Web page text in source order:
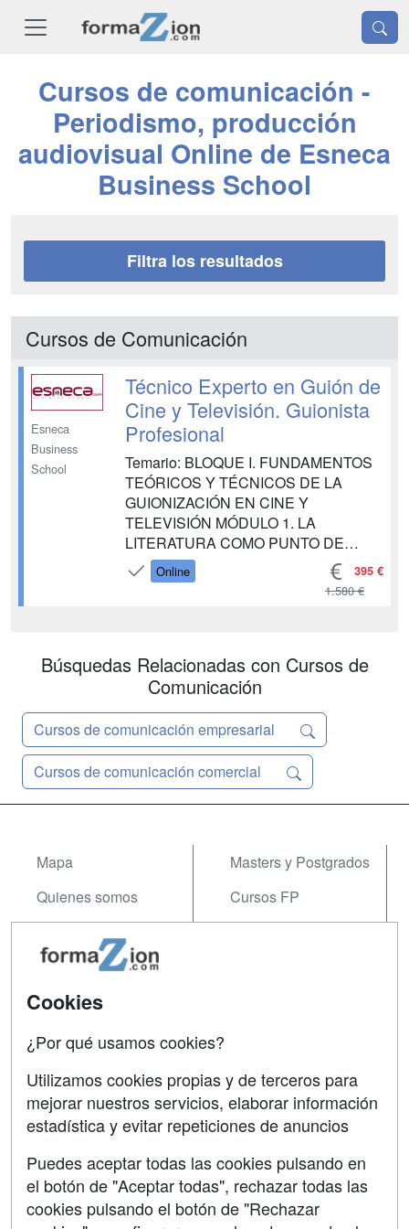
Cursos de comunicación -
Periodismo, producción
audiovisual Online de Esneca
Business School
Filtra los resultados
Cursos de Comunicación
Esneca
Business
School
Técnico Experto en Guión de
Cine y Televisión. Guionista
Profesional
Temario: BLOQUE I. FUNDAMENTOS
TEÓRICOS Y TÉCNICOS DE LA
GUIONIZACIÓN EN CINE Y
TELEVISIÓN MÓDULO 1. LA
LITERATURA COMO PUNTO DE
PARTIDA UNIDAD DIDÁCTICA 1.
COMUNICACIÓN Y TRADICIÓN ORAL
INTRODUCCIÓN A LA
NARRATOLOGÍA MÓDULO 2.
NARRATIVO UNIDAD DIDÁCTICA ...
Online 395 €
1.580 €
Búsquedas Relacionadas con Cursos de
Comunicación
Cursos de comunicación empresarial
Cursos de comunicación comercial
Mapa
Quienes somos
Acceso Usuarios
Acceso Centros
Masters y Postgrados
Cursos FP
Contactar
Confidencialidad
Copyleft
SÍGUENOS EN:
Cookies
¿Por qué usamos cookies?
Utilizamos cookies propias y de terceros para
mejorar nuestros servicios, elaborar información
estadística y evitar repeticiones de anuncios
Puedes aceptar todas las cookies pulsando en
el botón de "Aceptar todas", rechazar todas las
cookies pulsando el botón de "Rechazar